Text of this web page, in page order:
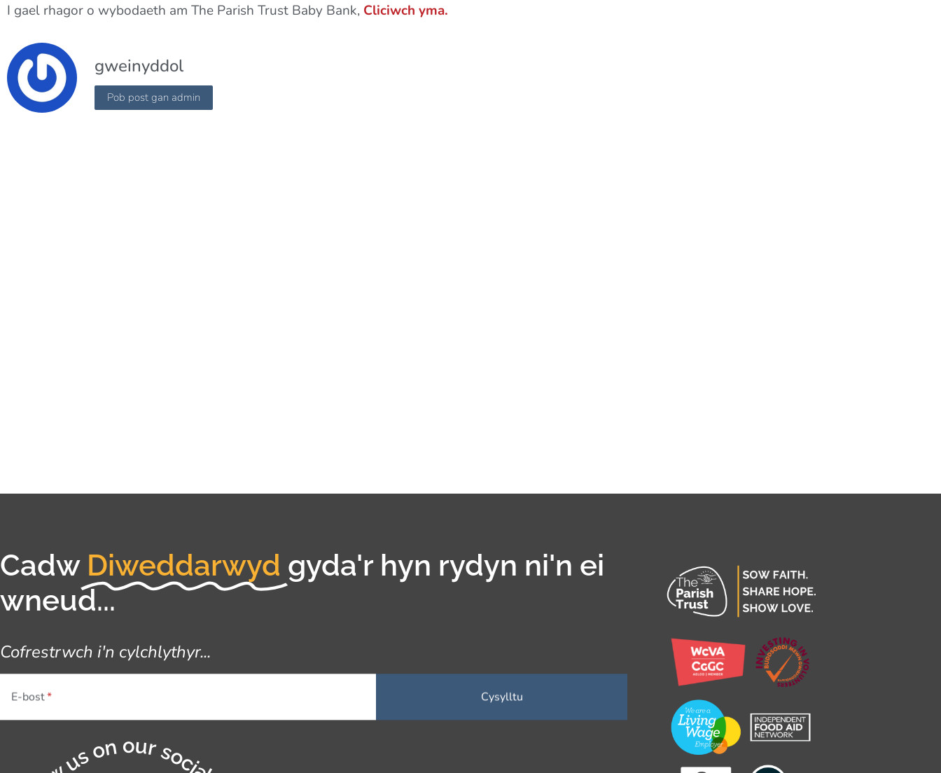
I gael rhagor o wybodaeth am The Parish Trust Baby Bank, Cliciwch yma.
gweinyddol
Pob post gan admin
Cadw Diweddarwyd gyda'r hyn rydyn ni'n ei
wneud...
Cofrestrwch i'n cylchlythyr...
E-bost